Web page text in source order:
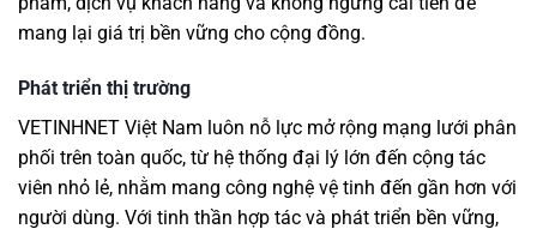
mang lại giá trị bền vững cho cộng đồng.
Phát triển thị trường
VETINHNET Việt Nam luôn nỗ lực mở rộng mạng lưới phân
phối trên toàn quốc, từ hệ thống đại lý lớn đến cộng tác
viên nhỏ lẻ, nhằm mang công nghệ vệ tinh đến gần hơn với
người dùng. Với tinh thần hợp tác và phát triển bền vững,